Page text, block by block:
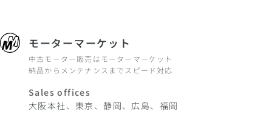
モーターマーケット
中古モーター販売はモーターマーケット
納品からメンテナンスまでスピード対応
Sales offices
大阪本社、東京、静岡、広島、福岡